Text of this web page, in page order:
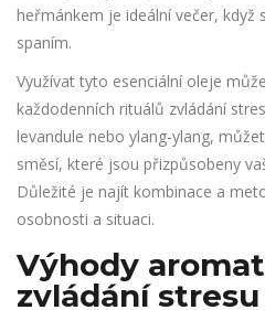
heřmánkem je ideální večer,
spaním.
Využívat tyto esenciální oleje
každodenních rituálů zvládání
levandule nebo ylang-ylang,
směsí, které jsou přizpůsobeny
Důležité je najít kombinace a
osobnosti a situaci.
Výhody
zvládání stresu